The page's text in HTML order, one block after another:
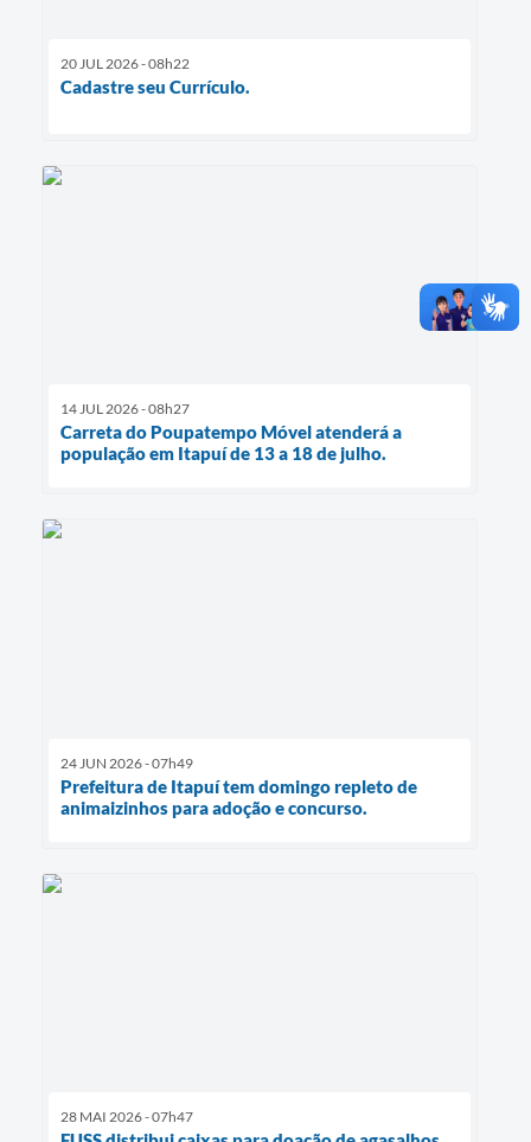
20 JUL 2026 - 08h22
Cadastre seu Currículo.
14 JUL 2026 - 08h27
Carreta do Poupatempo Móvel atenderá a
população em Itapuí de 13 a 18 de julho.
24 JUN 2026 - 07h49
Prefeitura de Itapuí tem domingo repleto de
animaizinhos para adoção e concurso.
28 MAI 2026 - 07h47